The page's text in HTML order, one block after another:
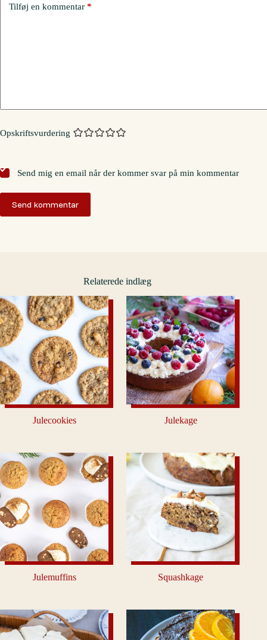
Tilføj en kommentar *
Opskriftsvurdering
Send mig en email når der kommer svar på min kommentar
Send kommentar
Relaterede indlæg
Julecookies Julekage
Julemuffins Squashkage